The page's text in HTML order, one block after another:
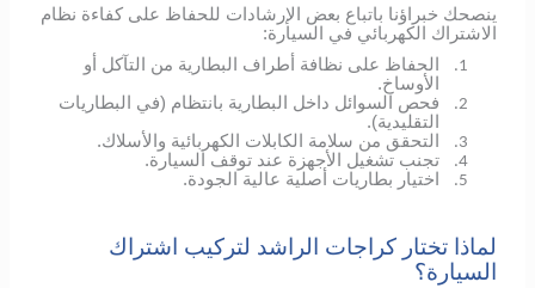
ينصحك خبراؤنا باتباع بعض الإرشادات للحفاظ على كفاءة نظام
الاشتراك الكهربائي في السيارة:
1.
الحفاظ على نظافة أطراف البطارية من التآكل أو
الأوساخ.
2.
فحص السوائل داخل البطارية بانتظام (في البطاريات
التقليدية).
3. التحقق من سلامة الكابلات الكهربائية والأسلاك.
4. تجنب تشغيل الأجهزة عند توقف السيارة.
5. اختيار بطاريات أصلية عالية الجودة.
لماذا تختار كراجات الراشد لتركيب اشتراك
السيارة؟